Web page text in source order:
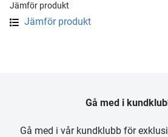
Jämför produkt
Jämför produkt
Gå med i
Gå med i vår kundklubb för